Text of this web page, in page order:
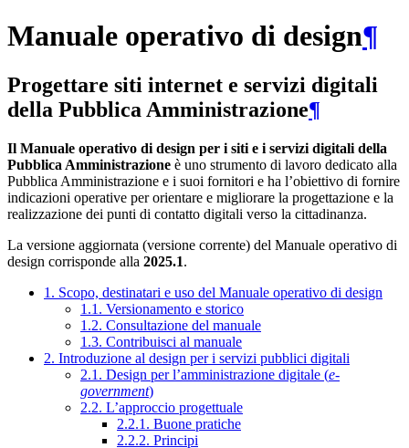
Manuale operativo di design¶
Progettare siti internet e servizi digitali
della Pubblica Amministrazione¶
Il Manuale operativo di design per i siti e i servizi digitali della
Pubblica Amministrazione è uno strumento di lavoro dedicato alla
Pubblica Amministrazione e i suoi fornitori e ha l’obiettivo di fornire
indicazioni operative per orientare e migliorare la progettazione e la
realizzazione dei punti di contatto digitali verso la cittadinanza.
La versione aggiornata (versione corrente) del Manuale operativo di
design corrisponde alla 2025.1.
1. Scopo, destinatari e uso del Manuale operativo di design
1.1. Versionamento e storico
1.2. Consultazione del manuale
1.3. Contribuisci al manuale
2. Introduzione al design per i servizi pubblici digitali
2.1. Design per l’amministrazione digitale (e-
government)
2.2. L’approccio progettuale
2.2.1. Buone pratiche
2.2.2. Principi